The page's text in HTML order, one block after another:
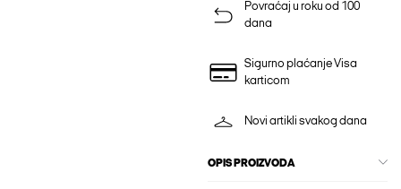
Povraćaj u roku od 100
dana
Sigurno plaćanje Visa
karticom
Novi artikli svakog dana
OPIS PROIZVODA